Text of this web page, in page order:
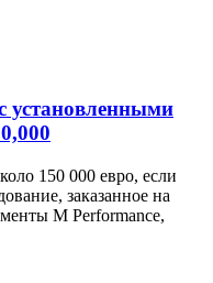
установленными
150 000 евро, если
заказанное на
M Performance,